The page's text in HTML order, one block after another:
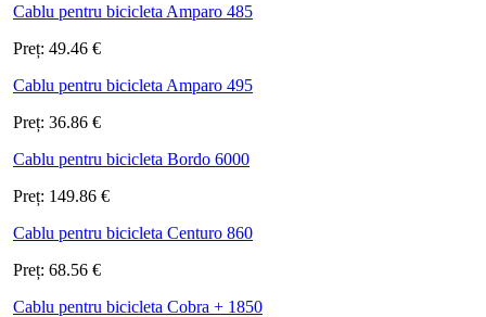
Cablu pentru bicicleta Amparo 485
Preț: 49.46 €
Cablu pentru bicicleta Amparo 495
Preț: 36.86 €
Cablu pentru bicicleta Bordo 6000
Preț: 149.86 €
Cablu pentru bicicleta Centuro 860
Preț: 68.56 €
Cablu pentru bicicleta Cobra + 1850